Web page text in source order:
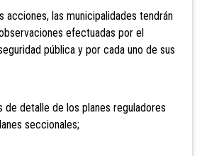
las municipalidades tendrán
efectuadas por el
pública y por cada uno de sus
de detalle de los planes reguladores
seccionales;